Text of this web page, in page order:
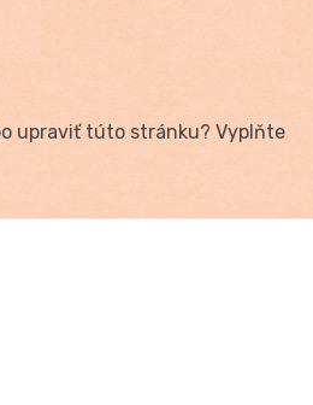
upraviť túto stránku? Vyplňte